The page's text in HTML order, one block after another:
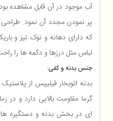
آب موجود در آن قابل مشاهده
پر نمودن مجدد آن نمود.
که دارای دهانه و نوک تیز و
لباس مثل درزها و دکمه‌ ها را
جنس بدنه و کفی:
بدنه اتوبخار فیلیپس از
گرما مقاومت بالایی دارد و در
ای در بخش بدنه و دستگیره